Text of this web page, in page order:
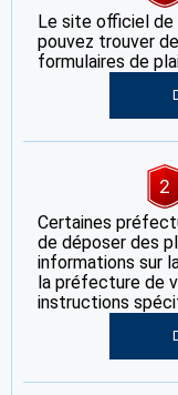
Le site officiel de
pouvez trouver
formulaires de
2
Certaines
de déposer des
informations sur
la préfecture de
instructions